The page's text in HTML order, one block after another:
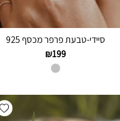
סיידי-טבעת פרפר מכסף 925
₪199